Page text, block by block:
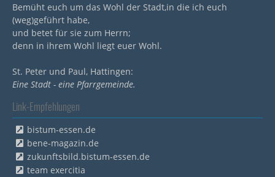
Bemüht euch um das Wohl der Stadt,in die ich euch
(weg)geführt habe,
und betet für sie zum Herrn;
denn in ihrem Wohl liegt euer Wohl.
St. Peter und Paul, Hattingen:
Eine Stadt - eine Pfarrgemeinde.
Link-Empfehlungen
bistum-essen.de
bene-magazin.de
zukunftsbild.bistum-essen.de
team exercitia